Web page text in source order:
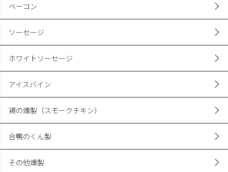
ベーコン
ソーセージ
ホワイトソーセージ
アイスバイン
鶏の燻製（スモークチキン）
合鴨のくん製
その他燻製